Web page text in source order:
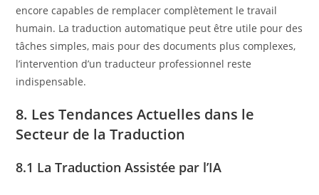
encore capables de remplacer complètement le travail
humain. La traduction automatique peut être utile pour des
tâches simples, mais pour des documents plus complexes,
l’intervention d’un traducteur professionnel reste
indispensable.
8. Les Tendances Actuelles dans le
Secteur de la Traduction
8.1 La Traduction Assistée par l’IA